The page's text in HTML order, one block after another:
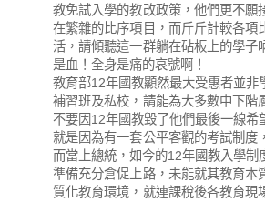
教免試入學的教改政策，他們更不願
在繁雜的比序項目，而斤斤計較各項
活，請傾聽這一群躺在砧板上的學子
是血！全身是痛的哀號啊！
教育部12年國教顯然最大受惠者並非
補習班及私校，請能為大多數中下階
不要因12年國教毀了他們最後一線希
就是因為有一套公平客觀的考試制度
而當上總統，如今的12年國教入學制
準備充分倉促上路，未能就其教育本
質化教育環境，就連課稅後各教育現